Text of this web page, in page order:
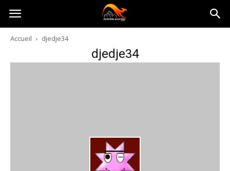
Australia-
australie.com
Accueil djedje34
djedje34